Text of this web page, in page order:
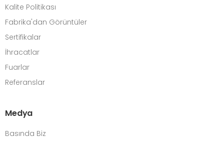
Kalite Politikası
Fabrika'dan Görüntüler
Sertifikalar
İhracatlar
Fuarlar
Referanslar
Medya
Basında Biz